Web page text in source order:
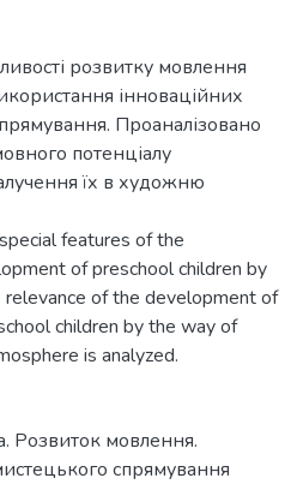
розвитку мовлення
інноваційних
Проаналізовано
потенціалу
їх в художню
features of the
of preschool children by
of the development of
children by the way of
is analyzed.
Розвиток мовлення.
спрямування